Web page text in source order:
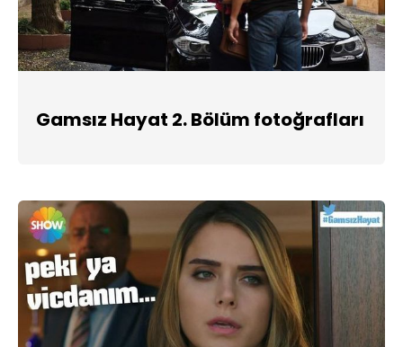
Gamsız Hayat 2. Bölüm fotoğrafları